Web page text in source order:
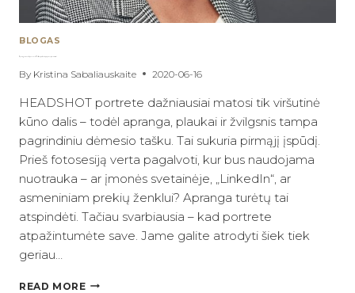
BLOGAS
Ką rengtis verslo portretui? Stilius, spalvos ir paprasti patarimai
By Kristina Sabaliauskaite 2020-06-16
HEADSHOT portrete dažniausiai matosi tik viršutinė
kūno dalis – todėl apranga, plaukai ir žvilgsnis tampa
pagrindiniu dėmesio tašku. Tai sukuria pirmąjį įspūdį.
Prieš fotosesiją verta pagalvoti, kur bus naudojama
nuotrauka – ar įmonės svetainėje, „LinkedIn“, ar
asmeniniam prekių ženklui? Apranga turėtų tai
atspindėti. Tačiau svarbiausia – kad portrete
atpažintumėte save. Jame galite atrodyti šiek tiek
geriau…
READ MOREKĄ